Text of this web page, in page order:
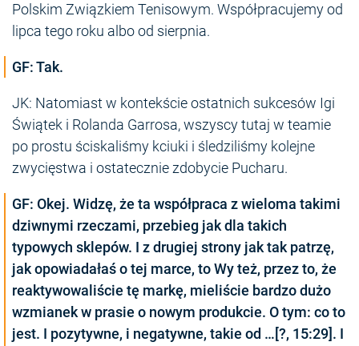
Polskim Związkiem Tenisowym. Współpracujemy od
lipca tego roku albo od sierpnia.
GF: Tak.
JK: Natomiast w kontekście ostatnich sukcesów Igi
Świątek i Rolanda Garrosa, wszyscy tutaj w teamie
po prostu ściskaliśmy kciuki i śledziliśmy kolejne
zwycięstwa i ostatecznie zdobycie Pucharu.
GF: Okej. Widzę, że ta współpraca z wieloma takimi
dziwnymi rzeczami, przebieg jak dla takich
typowych sklepów. I z drugiej strony jak tak patrzę,
jak opowiadałaś o tej marce, to Wy też, przez to, że
reaktywowaliście tę markę, mieliście bardzo dużo
wzmianek w prasie o nowym produkcie. O tym: co to
jest. I pozytywne, i negatywne, takie od …[?, 15:29]. I